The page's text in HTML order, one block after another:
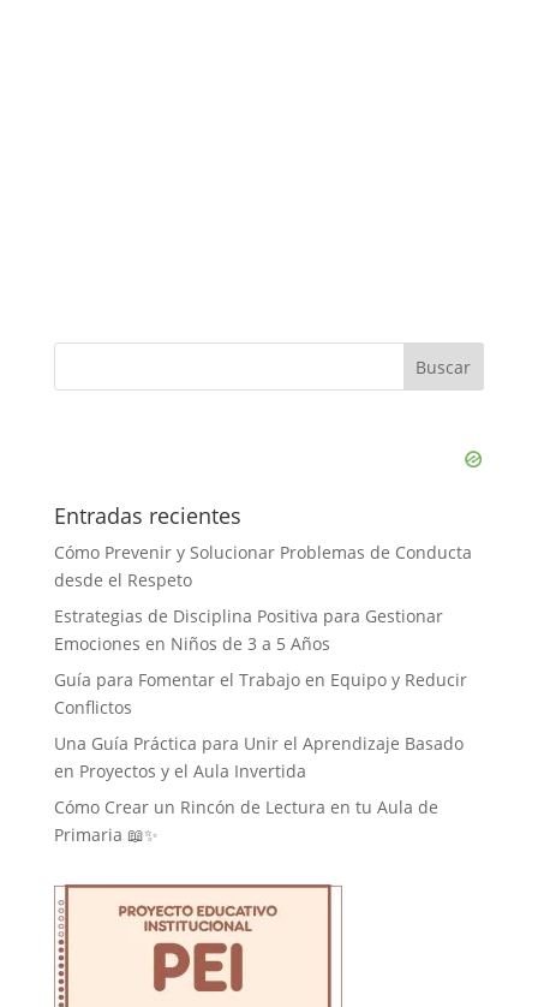
Entradas recientes
Cómo Prevenir y Solucionar Problemas de Conducta
desde el Respeto
Estrategias de Disciplina Positiva para Gestionar
Emociones en Niños de 3 a 5 Años
Guía para Fomentar el Trabajo en Equipo y Reducir
Conflictos
Una Guía Práctica para Unir el Aprendizaje Basado
en Proyectos y el Aula Invertida
Cómo Crear un Rincón de Lectura en tu Aula de
Primaria 📖✨